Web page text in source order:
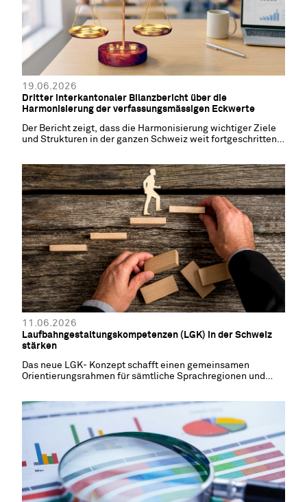
19.06.2026
Dritter interkantonaler Bilanzbericht über die
Harmonisierung der verfassungsmässigen Eckwerte
Der Bericht zeigt, dass die Harmonisierung wichtiger Ziele
und Strukturen in der ganzen Schweiz weit fortgeschritten
11.06.2026
Laufbahngestaltungskompetenzen (LGK) in der Schweiz
stärken
Das neue LGK- Konzept schafft einen gemeinsamen
Orientierungsrahmen für sämtliche Sprachregionen und